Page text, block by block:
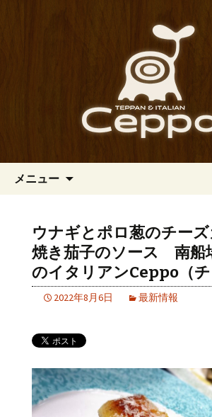
南船場・心斎橋のイ
「Ceppo（チェッポ
イタリアン「Ceppo（チ
さまざまなパスタや讃岐
ステーキのほか、バルメ
にご用意。デートにも一
様にもぴったりです。
メニュー
ウナギとポロ葱のチー
焼き茄子のソース 南船
のイタリアンCeppo（チ
2022年8月6日 最新情報